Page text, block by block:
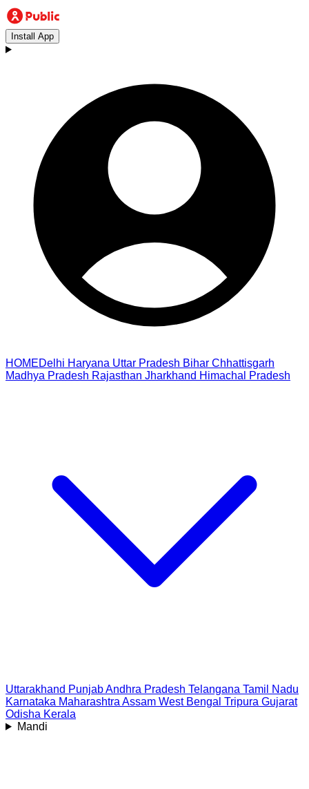
Install App
HOMEDelhi Haryana Uttar Pradesh Bihar Chhattisgarh
Madhya Pradesh Rajasthan Jharkhand Himachal Pradesh
Uttarakhand PunjabAndhra Pradesh Telangana Tamil Nadu
Karnataka Maharashtra Assam West Bengal Tripura Gujarat
Odisha Kerala
Mandi